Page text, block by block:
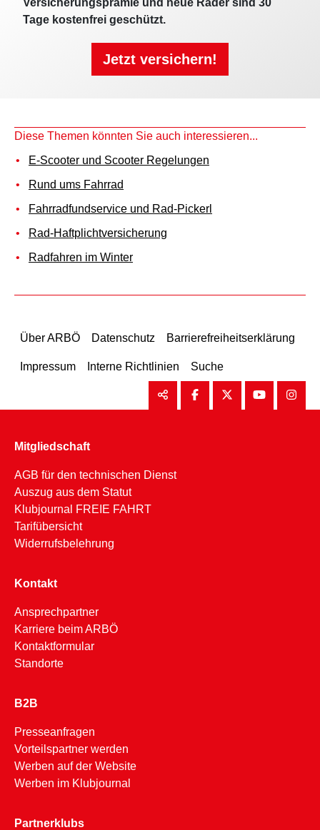
Versicherungsprämie und neue Räder sind 30
Tage kostenfrei geschützt.
Jetzt versichern!
Diese Themen könnten Sie auch interessieren...
E-Scooter und Scooter Regelungen
Rund ums Fahrrad
Fahrradfundservice und Rad-Pickerl
Rad-Haftplichtversicherung
Radfahren im Winter
Über ARBÖ Datenschutz Barrierefreiheitserklärung
Impressum Interne Richtlinien Suche
Mitgliedschaft
AGB für den technischen Dienst
Auszug aus dem Statut
Klubjournal FREIE FAHRT
Tarifübersicht
Widerrufsbelehrung
Kontakt
Ansprechpartner
Karriere beim ARBÖ
Kontaktformular
Standorte
B2B
Presseanfragen
Vorteilspartner werden
Werben auf der Website
Werben im Klubjournal
Partnerklubs